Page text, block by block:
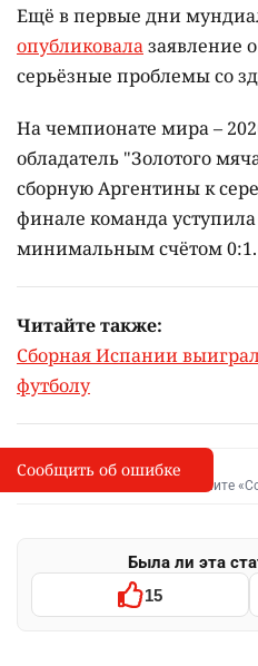
Ещё в первые дни
опубликовалазаявление
серьёзные проблемы со
На чемпионате мира –
обладатель "Золотого
сборную Аргентины к
финале команда
минимальным счётом 0:1.
Читайте также:
Сборная Испании
футболу
I
Сообщить об опечатке
Выделите фрагмент и нажмите
Была ли эта
15
Сообщить об ошибке